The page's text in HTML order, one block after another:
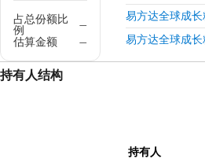
占总份额比
例
—
估算金额
—
持有人结构
持有人